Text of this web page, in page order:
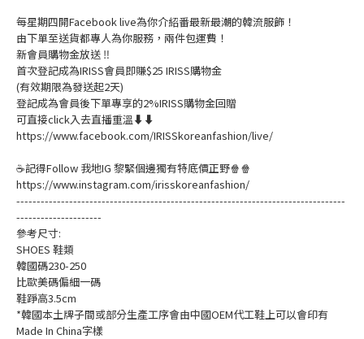
每星期四開Facebook live為你介紹番最新最潮的韓流服飾！
由下單至送貨都專人為你服務，兩件包運費！
新會員購物金放送 ‼️
首次登記成為IRISS會員即賺$25 IRISS購物金
(有效期限為發送起2天)
登記成為會員後下單專享的2%IRISS購物金回贈
可直接click入去直播重溫⬇⬇
https://www.facebook.com/IRISSkoreanfashion/live/
☕記得Follow 我地IG 黎緊個邊獨有特底價正野🍿🍿
https://www.instagram.com/irisskoreanfashion/
---------------------------------------------------------------------------------
---------------------
參考尺寸:
SHOES 鞋類
韓國碼230-250
比歐美碼偏細一碼
鞋踭高3.5cm
*韓國本土牌子間或部分生產工序會由中國OEM代工鞋上可以會印有
Made In China字樣